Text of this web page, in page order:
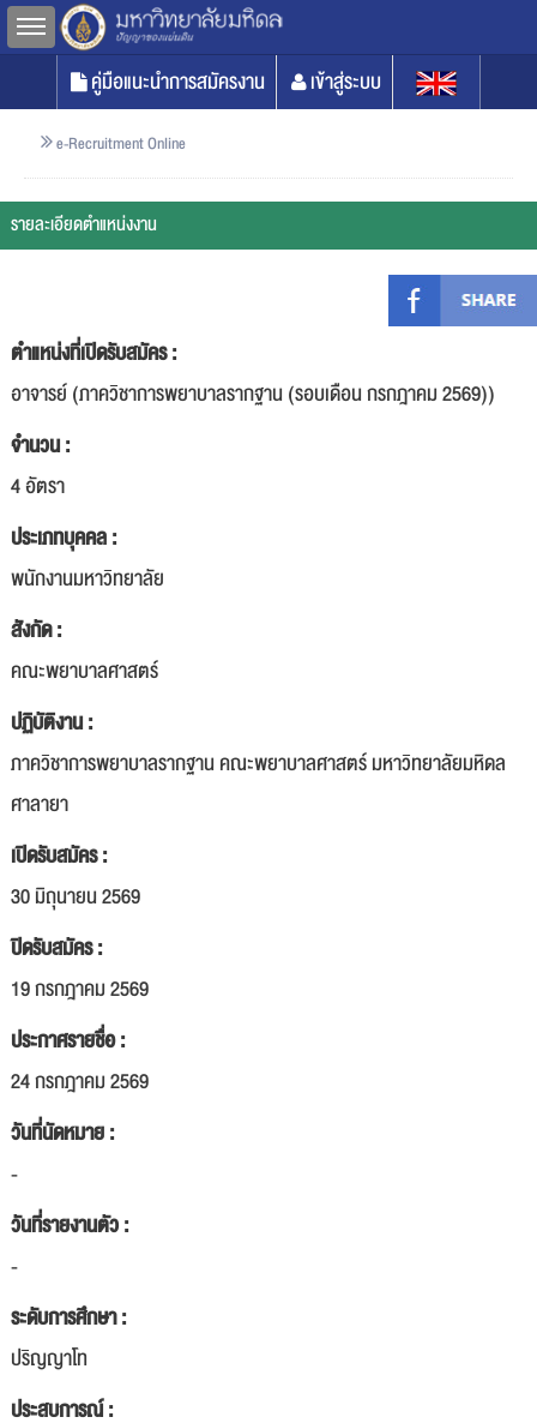
Toggle sidebar
คู่มือแนะนำการสมัครงาน
เข้าสู่ระบบ
e-Recruitment Online
รายละเอียดตำแหน่งงาน
ตำแหน่งที่เปิดรับสมัคร :
อาจารย์ (ภาควิชาการพยาบาลรากฐาน (รอบเดือน กรกฎาคม 2569))
จำนวน :
4 อัตรา
ประเภทบุคคล :
พนักงานมหาวิทยาลัย
สังกัด :
คณะพยาบาลศาสตร์
ปฏิบัติงาน :
ภาควิชาการพยาบาลรากฐาน คณะพยาบาลศาสตร์ มหาวิทยาลัยมหิดล
ศาลายา
เปิดรับสมัคร :
30 มิถุนายน 2569
ปิดรับสมัคร :
19 กรกฎาคม 2569
ประกาศรายชื่อ :
24 กรกฎาคม 2569
วันที่นัดหมาย :
-
วันที่รายงานตัว :
-
ระดับการศึกษา :
ปริญญาโท
ประสบการณ์ :